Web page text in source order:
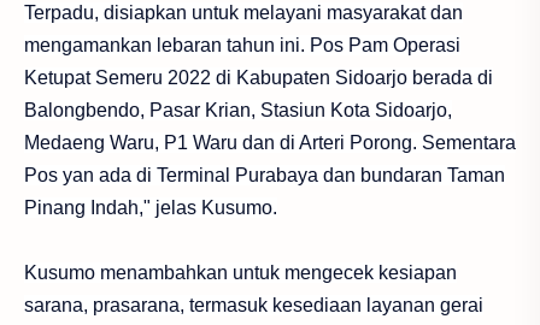
Terpadu, disiapkan untuk melayani masyarakat dan
mengamankan lebaran tahun ini. Pos Pam Operasi
Ketupat Semeru 2022 di Kabupaten Sidoarjo berada di
Balongbendo, Pasar Krian, Stasiun Kota Sidoarjo,
Medaeng Waru, P1 Waru dan di Arteri Porong. Sementara
Pos yan ada di Terminal Purabaya dan bundaran Taman
Pinang Indah," jelas Kusumo.
Kusumo menambahkan untuk mengecek kesiapan
sarana, prasarana, termasuk kesediaan layanan gerai